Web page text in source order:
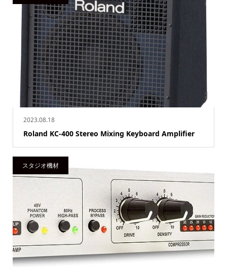
2023.08.18
Roland KC-400 Stereo Mixing Keyboard Amplifier
スタジオ機材